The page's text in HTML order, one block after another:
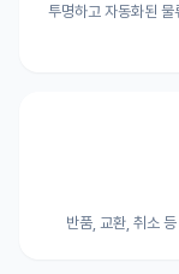
투명하고 자동화된
반품, 교환, 취소